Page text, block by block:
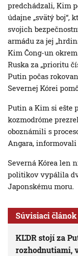
predchádzali, Kim
údajne „svätý boj“,
svojich
armádu za jej
Kim Čong-un
Ruska za „prioritu
Putin počas
Severnej Kórei
Putin a Kim si ešte
kozmodróme
oboznámili s
Angara, informovali
Severná Kórea len
politikov vypálila
Japonskému moru.
Súvisiaci článok
KĽDR stojí za
rozhodnutiami,